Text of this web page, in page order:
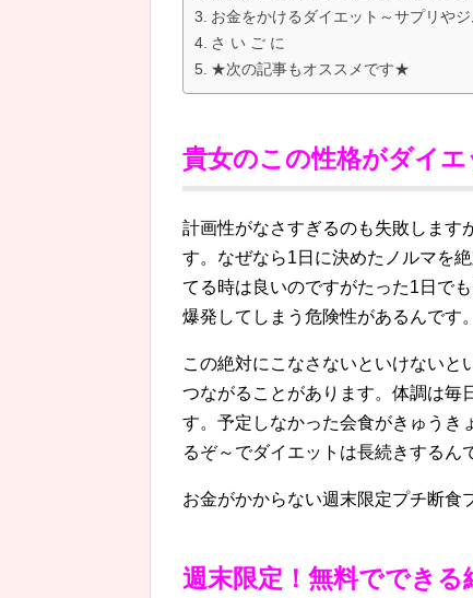
お金をかけるダイエット～サプリや
さ い ご に
★次の記事もオススメです★
貴女のこの性格がダイ
計画性がなさすぎるのも失敗します
す。なぜなら1日に決めたノルマを
てる時は良いのですがたった1日で
爆発してしまう危険性があるんです。
この絶対にこなさないといけないと
つながることがあります。体調は毎
す。予定しなかった会食がきゅうき
るぞ～でダイエットは長続きするん
お金がかからない週末限定プチ断食
週末限定！無料でできる